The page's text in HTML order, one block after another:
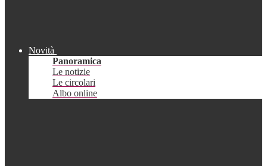
Novità
Panoramica
Le notizie
Le circolari
Albo online